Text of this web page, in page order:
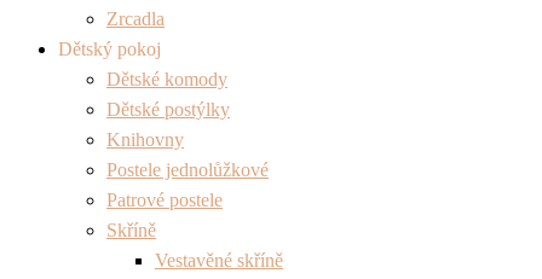
Zrcadla
Dětský pokoj
Dětské komody
Dětské postýlky
Knihovny
Postele jednolůžkové
Patrové postele
Skříně
Vestavěné skříně